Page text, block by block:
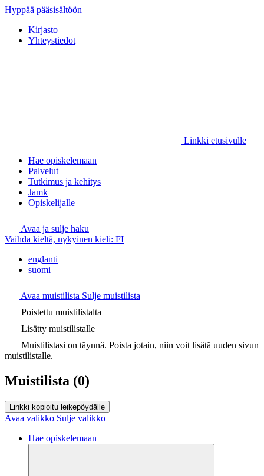
Hyppää pääsisältöön
Kirjasto
Yhteystiedot
Linkki etusivulle
Hae opiskelemaan
Palvelut
Tutkimus ja kehitys
Jamk
Opiskelijalle
Avaa ja sulje haku
Vaihda kieltä, nykyinen kieli: FI
englanti
suomi
Avaa muistilista Sulje muistilista
Poistettu muistilistalta
Lisätty muistilistalle
Muistilistasi on täynnä. Poista jotain, niin voit lisätä uuden sivun
muistilistalle.
Muistilista (0)
Linkki kopioitu leikepöydälle
Avaa valikko Sulje valikko
Hae opiskelemaan